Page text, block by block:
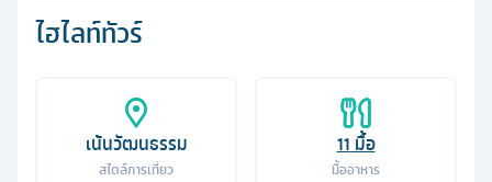
ไฮไลท์ทัวร์
เน้นวัฒนธรรม
สไตล์การเที่ยว
11 มื้อ
มื้ออาหาร